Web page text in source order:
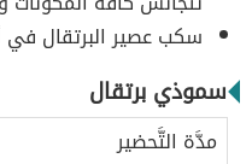
سكب عصير البرتقال في
سموذي برتقال
مدَّة التَّحضير